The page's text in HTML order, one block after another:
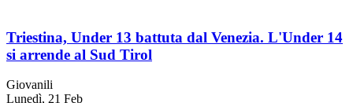
Triestina, Under 13 battuta dal Venezia. L'Under 14
si arrende al Sud Tirol
Giovanili
Lunedì, 21 Feb